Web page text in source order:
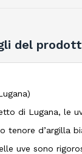
del
di Lugana, le
tenore d’argilla
uve sono